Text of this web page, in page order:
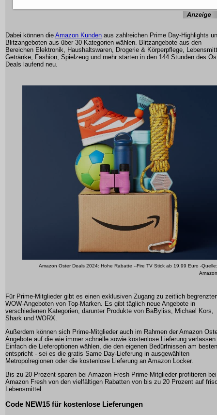
Dabei können die Amazon Kunden aus zahlreichen Prime Day-Highlights
Blitzangeboten aus über 30 Kategorien wählen. Blitzangebote aus den
Bereichen Elektronik, Haushaltswaren, Drogerie & Körperpflege,
Getränke, Fashion, Spielzeug und mehr starten in den 144 Stunden des
Deals laufend neu.
Amazon Oster Deals 2024: Hohe Rabatte --Fire TV Stick ab 19,99 Euro -Quelle:
Amazon
Für Prime-Mitglieder gibt es einen exklusiven Zugang zu zeitlich
WOW-Angeboten von Top-Marken. Es gibt täglich neue Angebote in
verschiedenen Kategorien, darunter Produkte von BaByliss, Michael Kors,
Shark und WORX.
Außerdem können sich Prime-Mitglieder auch im Rahmen der Amazon
Angebote auf die wie immer schnelle sowie kostenlose Lieferung verlassen.
Einfach die Lieferoptionen wählen, die den eigenen Bedürfnissen am besten
entspricht - sei es die gratis Same Day-Lieferung in ausgewählten
Metropolregionen oder die kostenlose Lieferung an Amazon Locker.
Bis zu 20 Prozent sparen bei Amazon Fresh Prime-Mitglieder profitieren bei
Amazon Fresh von den vielfältigen Rabatten von bis zu 20 Prozent auf
Lebensmittel.
Code NEW15 für kostenlose Lieferungen